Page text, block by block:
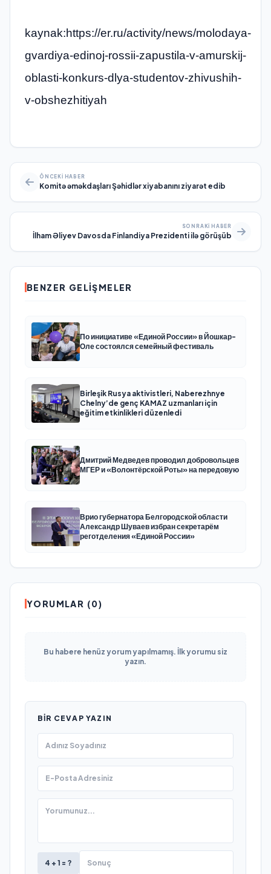
kaynak:https://er.ru/activity/news/molodaya-
gvardiya-edinoj-rossii-zapustila-v-amurskij-
oblasti-konkurs-dlya-studentov-zhivushih-
v-obshezhitiyah
ÖNCEKI HABER
Komitə əməkdaşları Şəhidlər xiyabanını ziyarət edib
SONRAKI HABER
İlham Əliyev Davosda Finlandiya Prezidenti ilə görüşüb
BENZER GELIŞMELER
По инициативе «Единой России» в Йошкар-
Оле состоялся семейный фестиваль
Birleşik Rusya aktivistleri, Naberezhnye
Chelny’de genç KAMAZ uzmanları için
eğitim etkinlikleri düzenledi
Дмитрий Медведев проводил добровольцев
МГЕР и «Волонтёрской Роты» на передовую
Врио губернатора Белгородской области
Александр Шуваев избран секретарём
реготделения «Единой России»
YORUMLAR (0)
Bu habere henüz yorum yapılmamış. İlk yorumu siz
yazın.
BIR CEVAP YAZIN
4 + 1 = ?